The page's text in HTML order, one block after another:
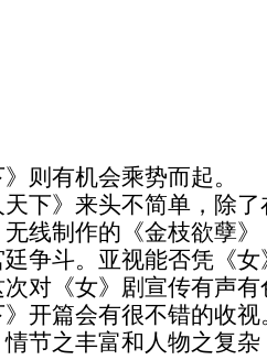
》则有机会乘势而起。
》来头不简单，除了
线制作的《金枝欲孽
廷争斗。亚视能否凭《
对《女》剧宣传有声
》开篇会有很不错的收
节之丰富和人物之复